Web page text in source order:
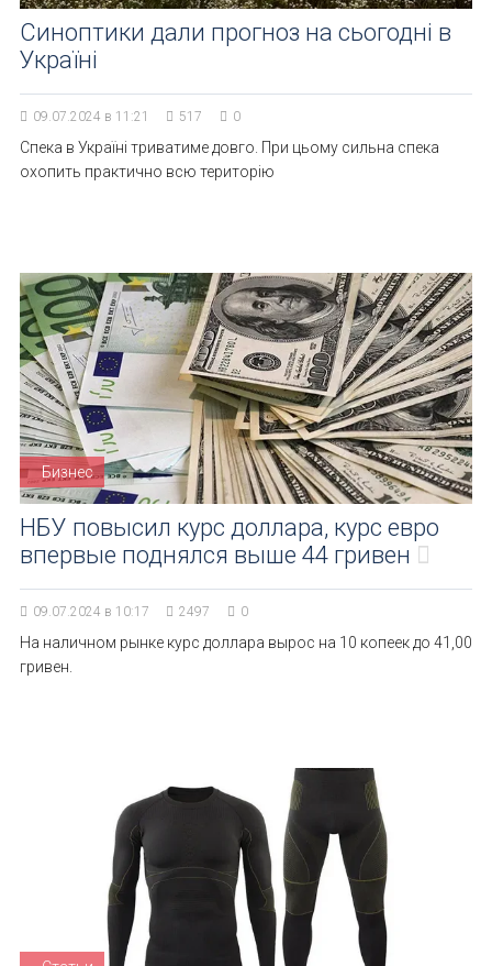
Синоптики дали прогноз на сьогодні в
Україні
09.07.2024 в 11:21 517 0
Спека в Україні триватиме довго. При цьому сильна спека
охопить практично всю територію
Бизнес
НБУ повысил курс доллара, курс евро
впервые поднялся выше 44 гривен
09.07.2024 в 10:17 2497 0
На наличном рынке курс доллара вырос на 10 копеек до 41,00
гривен.